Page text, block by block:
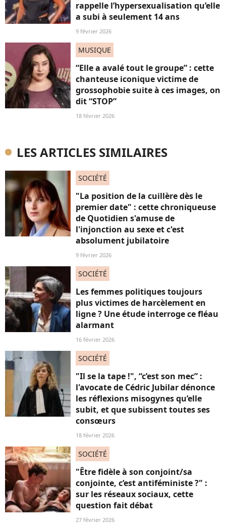
rappelle l’hypersexualisation qu’elle
a subi à seulement 14 ans
9 février 2026
MUSIQUE
“Elle a avalé tout le groupe” : cette
chanteuse iconique victime de
grossophobie suite à ces images, on
dit “STOP”
18 février 2026
LES ARTICLES SIMILAIRES
SOCIÉTÉ
"La position de la cuillère dès le
premier date" : cette chroniqueuse
de Quotidien s'amuse de
l'injonction au sexe et c'est
absolument jubilatoire
9 février 2026
SOCIÉTÉ
Les femmes politiques toujours
plus victimes de harcèlement en
ligne ? Une étude interroge ce fléau
alarmant
16 février 2026
SOCIÉTÉ
"Il se la tape !", “c’est son mec” :
l'avocate de Cédric Jubilar dénonce
les réflexions misogynes qu’elle
subit, et que subissent toutes ses
consœurs
18 février 2026
SOCIÉTÉ
"Être fidèle à son conjoint/sa
conjointe, c’est antiféministe ?" :
sur les réseaux sociaux, cette
question fait débat
27 février 2026